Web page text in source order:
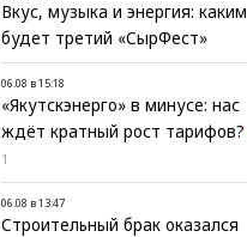
Вкус, музыка и энергия: каким
будет третий «СырФест»
06.08 в 15:18
«Якутскэнерго» в минусе: нас
ждёт кратный рост тарифов?
1
06.08 в 13:47
Строительный брак оказался